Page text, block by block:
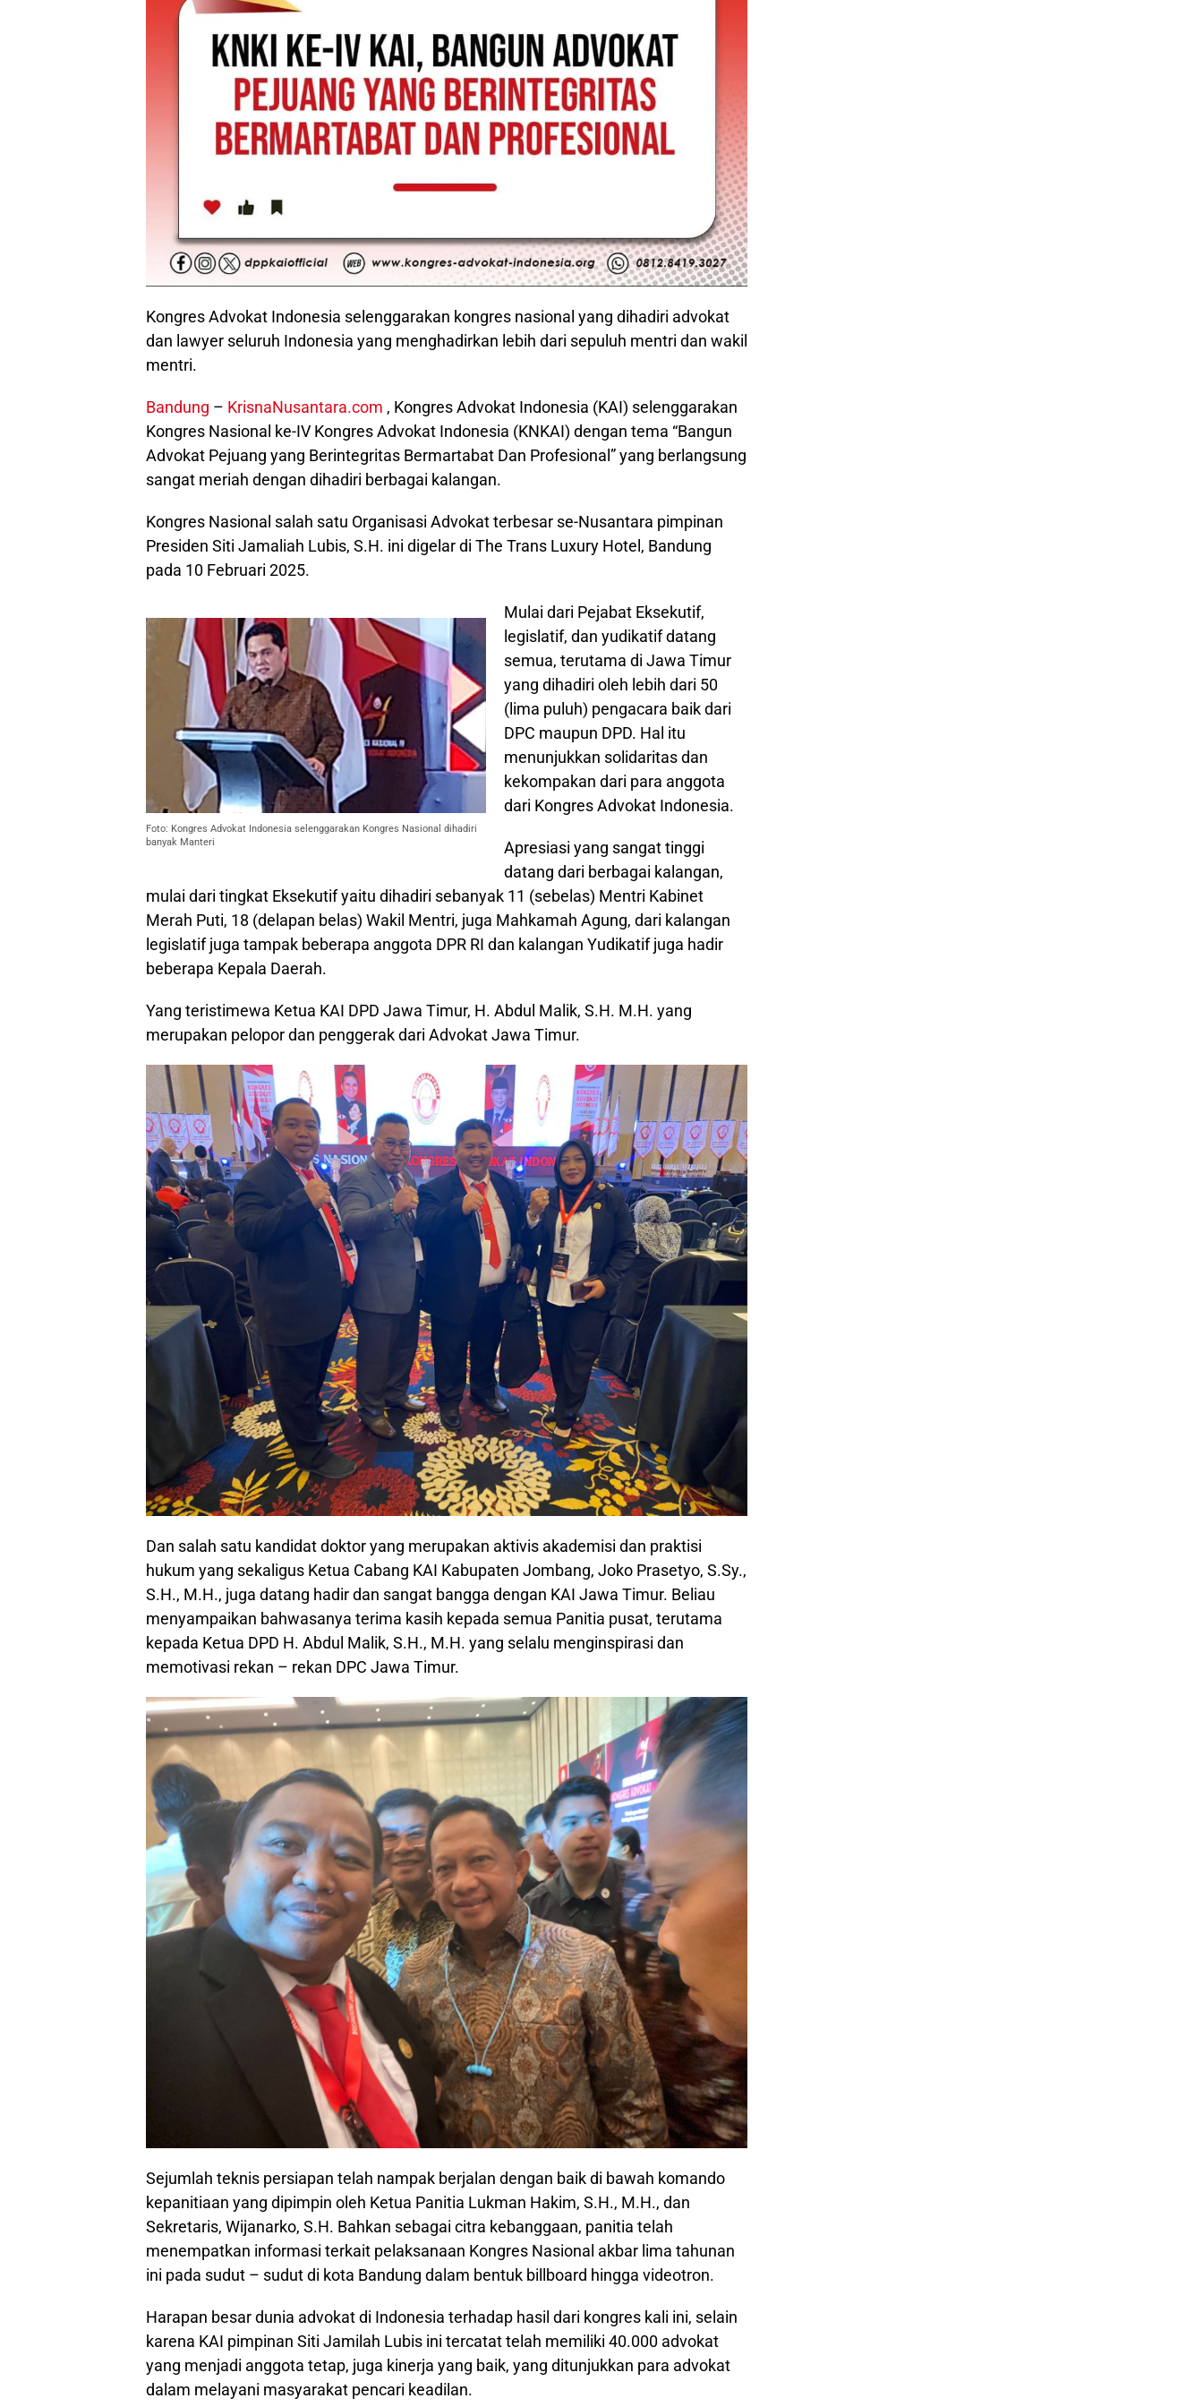
Kongres Advokat Indonesia selenggarakan kongres nasional yang dihadiri advokat
dan lawyer seluruh Indonesia yang menghadirkan lebih dari sepuluh mentri dan wakil
mentri.
Bandung – KrisnaNusantara.com , Kongres Advokat Indonesia (KAI) selenggarakan
Kongres Nasional ke-IV Kongres Advokat Indonesia (KNKAI) dengan tema “Bangun
Advokat Pejuang yang Berintegritas Bermartabat Dan Profesional” yang berlangsung
sangat meriah dengan dihadiri berbagai kalangan.
Kongres Nasional salah satu Organisasi Advokat terbesar se-Nusantara pimpinan
Presiden Siti Jamaliah Lubis, S.H. ini digelar di The Trans Luxury Hotel, Bandung
pada 10 Februari 2025.
Foto: Kongres Advokat Indonesia selenggarakan Kongres Nasional dihadiri
banyak Manteri
Mulai dari Pejabat Eksekutif,
legislatif, dan yudikatif datang
semua, terutama di Jawa Timur
yang dihadiri oleh lebih dari 50
(lima puluh) pengacara baik dari
DPC maupun DPD. Hal itu
menunjukkan solidaritas dan
kekompakan dari para anggota
dari Kongres Advokat Indonesia.
Apresiasi yang sangat tinggi
datang dari berbagai kalangan,
mulai dari tingkat Eksekutif yaitu dihadiri sebanyak 11 (sebelas) Mentri Kabinet
Merah Puti, 18 (delapan belas) Wakil Mentri, juga Mahkamah Agung, dari kalangan
legislatif juga tampak beberapa anggota DPR RI dan kalangan Yudikatif juga hadir
beberapa Kepala Daerah.
Yang teristimewa Ketua KAI DPD Jawa Timur, H. Abdul Malik, S.H. M.H. yang
merupakan pelopor dan penggerak dari Advokat Jawa Timur.
Dan salah satu kandidat doktor yang merupakan aktivis akademisi dan praktisi
hukum yang sekaligus Ketua Cabang KAI Kabupaten Jombang, Joko Prasetyo, S.Sy.,
S.H., M.H., juga datang hadir dan sangat bangga dengan KAI Jawa Timur. Beliau
menyampaikan bahwasanya terima kasih kepada semua Panitia pusat, terutama
kepada Ketua DPD H. Abdul Malik, S.H., M.H. yang selalu menginspirasi dan
memotivasi rekan – rekan DPC Jawa Timur.
Sejumlah teknis persiapan telah nampak berjalan dengan baik di bawah komando
kepanitiaan yang dipimpin oleh Ketua Panitia Lukman Hakim, S.H., M.H., dan
Sekretaris, Wijanarko, S.H. Bahkan sebagai citra kebanggaan, panitia telah
menempatkan informasi terkait pelaksanaan Kongres Nasional akbar lima tahunan
ini pada sudut – sudut di kota Bandung dalam bentuk billboard hingga videotron.
Harapan besar dunia advokat di Indonesia terhadap hasil dari kongres kali ini, selain
karena KAI pimpinan Siti Jamilah Lubis ini tercatat telah memiliki 40.000 advokat
yang menjadi anggota tetap, juga kinerja yang baik, yang ditunjukkan para advokat
dalam melayani masyarakat pencari keadilan.